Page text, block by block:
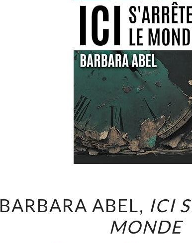
ABEL,
ICI
S’ARRÊTE
BARBARA ABEL, ICI
MONDE